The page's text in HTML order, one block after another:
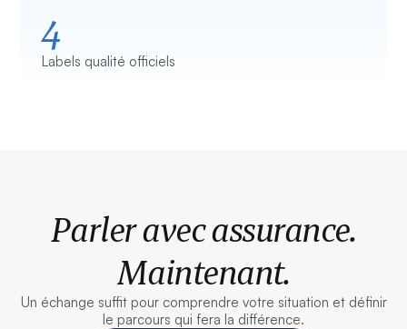
4
Labels qualité officiels
Parler avec assurance.
Maintenant.
Un échange suffit pour comprendre votre situation et définir
le parcours qui fera la différence.